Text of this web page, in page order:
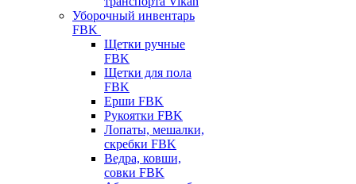
Уборочный инвентарь
FBK
Щетки ручные
FBK
Щетки для пола
FBK
Ерши FBK
Рукоятки FBK
Лопаты, мешалки,
скребки FBK
Ведра, ковши,
совки FBK